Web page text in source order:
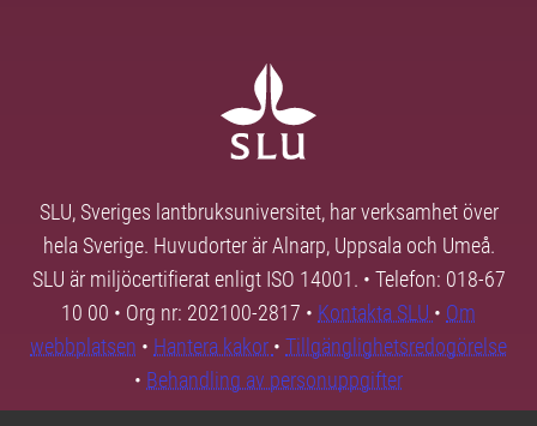
SLU, Sveriges lantbruksuniversitet, har verksamhet över
hela Sverige. Huvudorter är Alnarp, Uppsala och Umeå.
SLU är miljöcertifierat enligt ISO 14001. • Telefon: 018-67
10 00 • Org nr: 202100-2817 • Kontakta SLU • Om
webbplatsen • Hantera kakor • Tillgänglighetsredogörelse
• Behandling av personuppgifter